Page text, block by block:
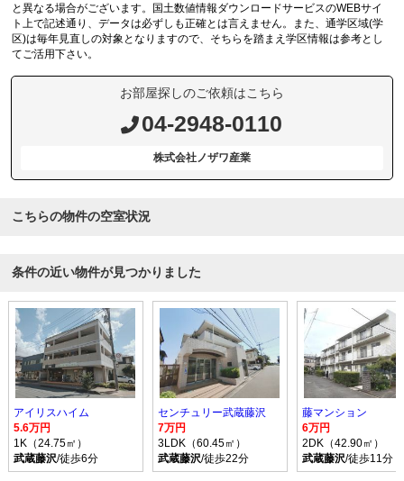
と異なる場合がございます。国土数値情報ダウンロードサービスのWEBサイ
ト上で記述通り、データは必ずしも正確とは言えません。また、通学区域(学
区)は毎年見直しの対象となりますので、そちらを踏まえ学区情報は参考とし
てご活用下さい。
お部屋探しのご依頼はこちら
04-2948-0110
株式会社ノザワ産業
こちらの物件の空室状況
条件の近い物件が見つかりました
アイリスハイム
5.6万円
1K（24.75㎡）
武蔵藤沢/徒歩6分
センチュリー武蔵藤沢
7万円
3LDK（60.45㎡）
武蔵藤沢/徒歩22分
藤マンション
6万円
2DK（42.90㎡）
武蔵藤沢/徒歩11分